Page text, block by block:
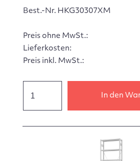
Best.-Nr. HKG30307XM
Preis ohne MwSt.:
Lieferkosten:
Preis inkl. MwSt.:
In den